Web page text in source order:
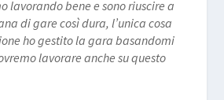
lavorando bene e sono riuscire a
di gare così dura, l’unica cosa
ho gestito la gara basandomi
lavorare anche su questo